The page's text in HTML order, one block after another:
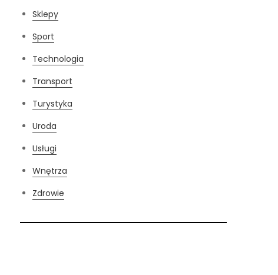
Sklepy
Sport
Technologia
Transport
Turystyka
Uroda
Usługi
Wnętrza
Zdrowie